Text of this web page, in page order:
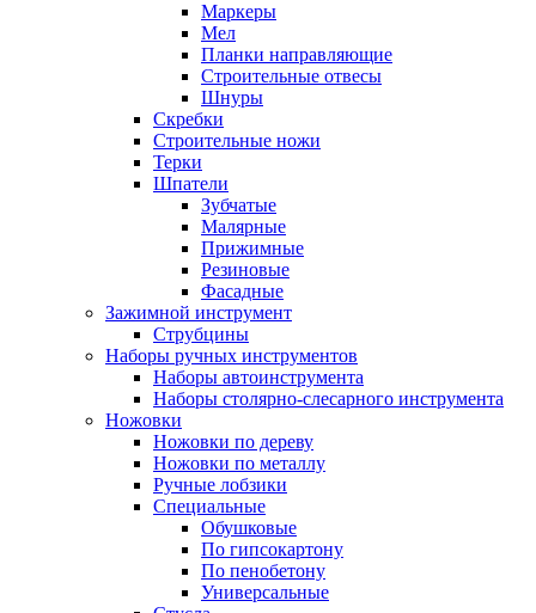
Маркеры
Мел
Планки направляющие
Строительные отвесы
Шнуры
Скребки
Строительные ножи
Терки
Шпатели
Зубчатые
Малярные
Прижимные
Резиновые
Фасадные
Зажимной инструмент
Струбцины
Наборы ручных инструментов
Наборы автоинструмента
Наборы столярно-слесарного инструмента
Ножовки
Ножовки по дереву
Ножовки по металлу
Ручные лобзики
Специальные
Обушковые
По гипсокартону
По пенобетону
Универсальные